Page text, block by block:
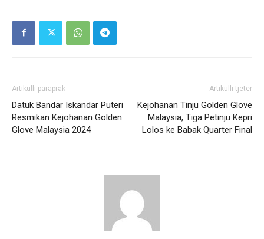
Artikulli paraprak
Datuk Bandar Iskandar Puteri
Resmikan Kejohanan Golden
Glove Malaysia 2024
Artikulli tjetër
Kejohanan Tinju Golden Glove
Malaysia, Tiga Petinju Kepri
Lolos ke Babak Quarter Final